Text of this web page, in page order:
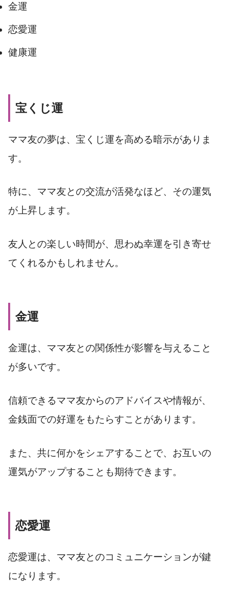
金運
恋愛運
健康運
宝くじ運
ママ友の夢は、宝くじ運を高める暗示がありま
す。
特に、ママ友との交流が活発なほど、その運気
が上昇します。
友人との楽しい時間が、思わぬ幸運を引き寄せ
てくれるかもしれません。
金運
金運は、ママ友との関係性が影響を与えること
が多いです。
信頼できるママ友からのアドバイスや情報が、
金銭面での好運をもたらすことがあります。
また、共に何かをシェアすることで、お互いの
運気がアップすることも期待できます。
恋愛運
恋愛運は、ママ友とのコミュニケーションが鍵
になります。